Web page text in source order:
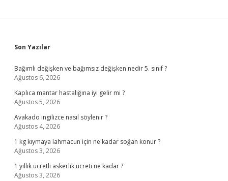
Sidebar
Son Yazılar
Bağımlı değişken ve bağımsız değişken nedir 5. sınıf ?
Ağustos 6, 2026
Kaplıca mantar hastalığına iyi gelir mi ?
Ağustos 5, 2026
Avakado ingilizce nasıl söylenir ?
Ağustos 4, 2026
1 kg kıymaya lahmacun için ne kadar soğan konur ?
Ağustos 3, 2026
1 yıllık ücretli askerlik ücreti ne kadar ?
Ağustos 3, 2026